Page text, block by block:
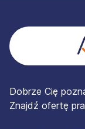
Dobrze Cię
Znajdź ofertę